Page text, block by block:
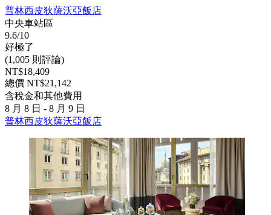
普林西皮狄薩沃亞飯店
中央車站區
9.6/10
好極了
(1,005 則評論)
NT$18,409
總價 NT$21,142
含稅金和其他費用
8 月 8 日 - 8 月 9 日
普林西皮狄薩沃亞飯店